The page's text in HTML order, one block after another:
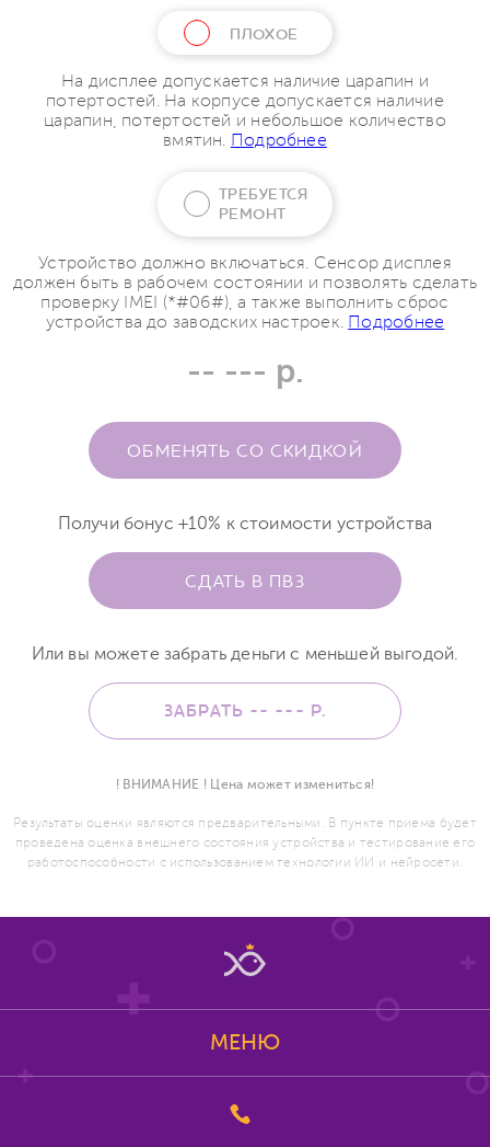
ПЛОХОЕ
На дисплее допускается наличие царапин и
потертостей. На корпусе допускается наличие
царапин, потертостей и небольшое количество
вмятин. Подробнее
ТРЕБУЕТСЯ
РЕМОНТ
Устройство должно включаться. Сенсор дисплея
должен быть в рабочем состоянии и позволять сделать
проверку IMEI (*#06#), а также выполнить сброс
устройства до заводских настроек. Подробнее
-- --- р.
ОБМЕНЯТЬ СО СКИДКОЙ
Получи бонус +10% к стоимости устройства
СДАТЬ В ПВЗ
Или вы можете забрать деньги с меньшей выгодой.
ЗАБРАТЬ -- --- Р.
! ВНИМАНИЕ ! Цена может измениться!
Результаты оценки являются предварительными. В пункте приема будет
проведена оценка внешнего состояния устройства и тестирование его
работоспособности с использованием технологии ИИ и нейросети.
МЕНЮ